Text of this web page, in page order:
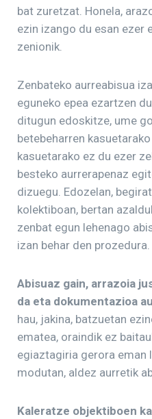
bat zuretzat. Honela,
ezin izango du esan ezer
zenionik.
Zenbateko aurreabisua
eguneko epea ezartzen
ditugun edoskitze, ume
betebeharren
kasuetarako ez du ezer
besteko aurrerapenaz
dizuegu. Edozelan,
kolektiboan, bertan
zenbat egun lehenago
izan behar den prozedura.
Abisuaz gain, arrazoia
da eta dokumentazioa
hau, jakina, batzuetan
ematea, oraindik ez
egiaztagiria gerora eman
modutan, aldez aurretik
Kaleratze objektiboen